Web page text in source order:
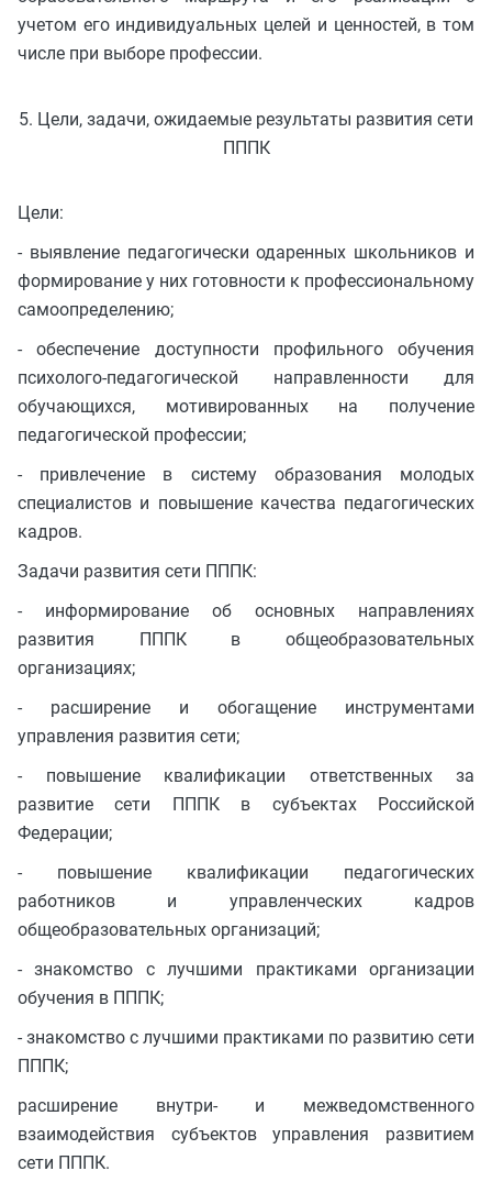
учетом его индивидуальных целей и ценностей, в том
числе при выборе профессии.
5. Цели, задачи, ожидаемые результаты развития сети
ПППК
Цели:
- выявление педагогически одаренных школьников и
формирование у них готовности к профессиональному
самоопределению;
- обеспечение доступности профильного обучения
психолого-педагогической направленности для
обучающихся, мотивированных на получение
педагогической профессии;
- привлечение в систему образования молодых
специалистов и повышение качества педагогических
кадров.
Задачи развития сети ПППК:
- информирование об основных направлениях
развития ПППК в общеобразовательных
организациях;
- расширение и обогащение инструментами
управления развития сети;
- повышение квалификации ответственных за
развитие сети ПППК в субъектах Российской
Федерации;
- повышение квалификации педагогических
работников и управленческих кадров
общеобразовательных организаций;
- знакомство с лучшими практиками организации
обучения в ПППК;
- знакомство с лучшими практиками по развитию сети
ПППК;
расширение внутри- и межведомственного
взаимодействия субъектов управления развитием
сети ПППК.